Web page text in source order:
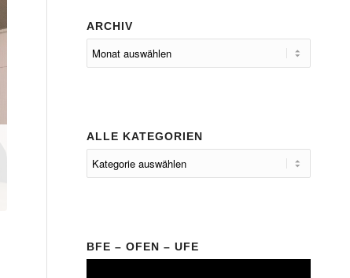
ARCHIV
ALLE KATEGORIEN
BFE – OFEN – UFE